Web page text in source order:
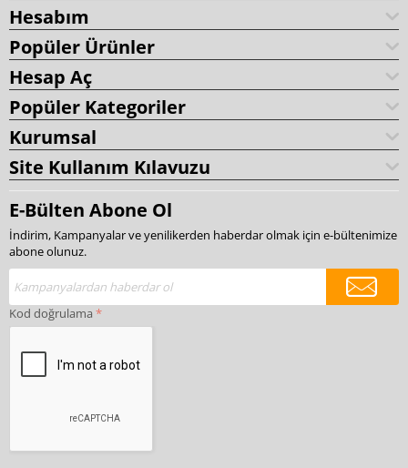
Hesabım
Popüler Ürünler
Hesap Aç
Popüler Kategoriler
Kurumsal
Site Kullanım Kılavuzu
E-Bülten Abone Ol
İndirim, Kampanyalar ve yenilikerden haberdar olmak için e-bültenimize
abone olunuz.
Kod doğrulama